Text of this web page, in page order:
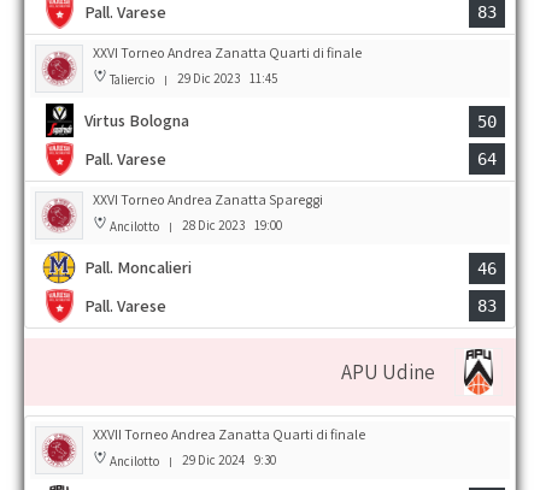
Pall. Varese 83
XXVI Torneo Andrea Zanatta Quarti di finale
Taliercio | 29 Dic 2023 11:45
Virtus Bologna 50
Pall. Varese 64
XXVI Torneo Andrea Zanatta Spareggi
Ancilotto | 28 Dic 2023 19:00
Pall. Moncalieri 46
Pall. Varese 83
APU Udine
XXVII Torneo Andrea Zanatta Quarti di finale
Ancilotto | 29 Dic 2024 9:30